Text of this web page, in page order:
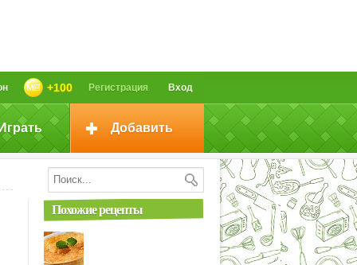
Вход
Регистрация
+100
Добавить
Похожие рецепты